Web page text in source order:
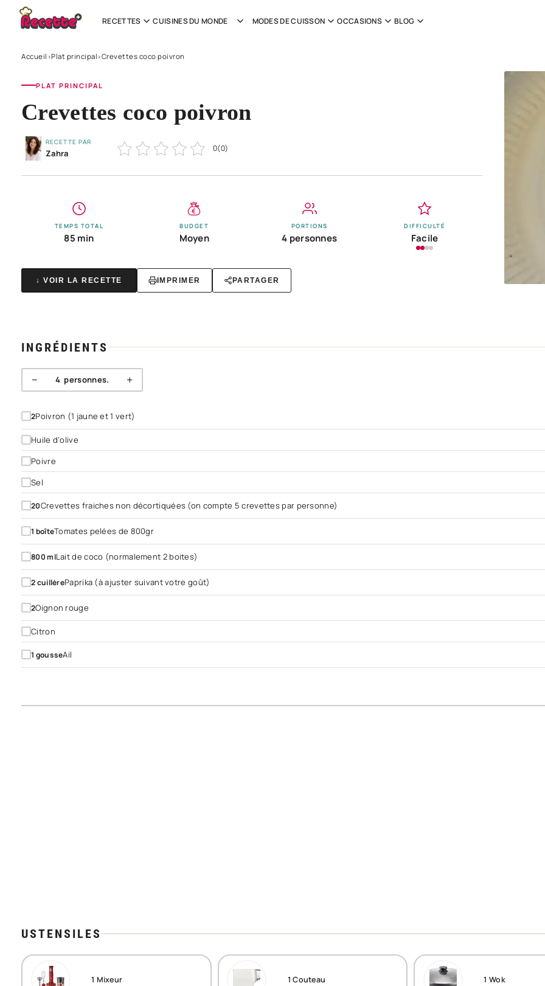
RECETTES CUISINES DU MONDE MODES DE CUISSON OCCASIONS BLOG
Accueil ›Plat principal ›Crevettes coco poivron
PLAT PRINCIPAL
Crevettes coco poivron
RECETTE PAR
Zahra 0(0)
TEMPS TOTAL
85 min
BUDGET
Moyen
PORTIONS
4 personnes
DIFFICULTÉ
Facile
↓ VOIR LA RECETTE IMPRIMER PARTAGER
INGRÉDIENTS
− 4personnes. +
2Poivron (1 jaune et 1 vert)
Huile d'olive
Poivre
Sel
20Crevettes fraiches non décortiquées (on compte 5 crevettes par personne)
1 boîteTomates pelées de 800gr
800mlLait de coco (normalement 2 boites)
2cuillèrePaprika (à ajuster suivant votre goût)
2Oignon rouge
Citron
1 gousseAil
USTENSILES
1 Mixeur 1 Couteau 1 Wok